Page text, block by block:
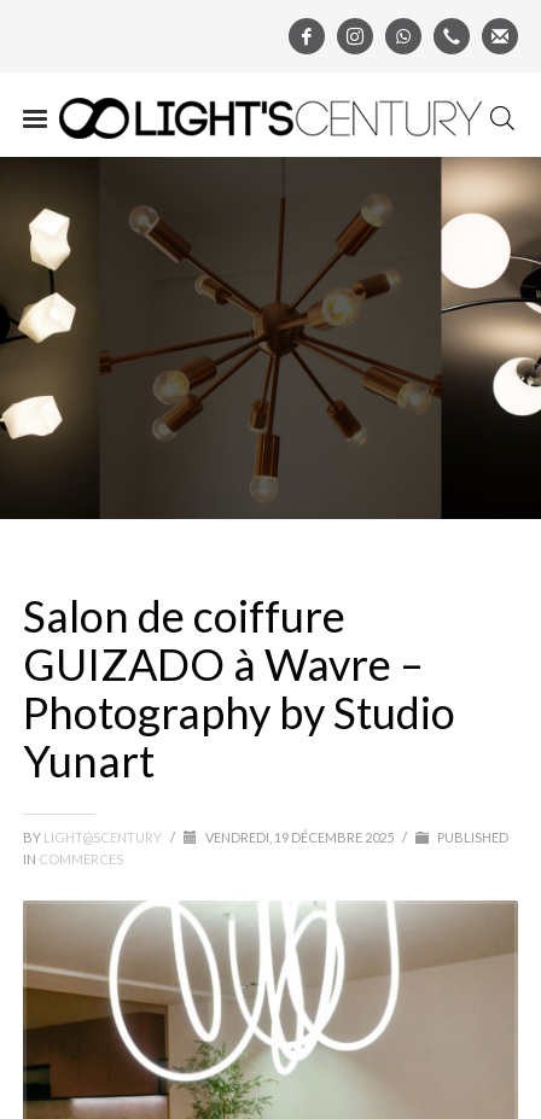
Salon de coiffure
GUIZADO à Wavre –
Photography by Studio
Yunart
BY LIGHT@SCENTURY / VENDREDI, 19 DÉCEMBRE 2025 /
PUBLISHED
IN COMMERCES